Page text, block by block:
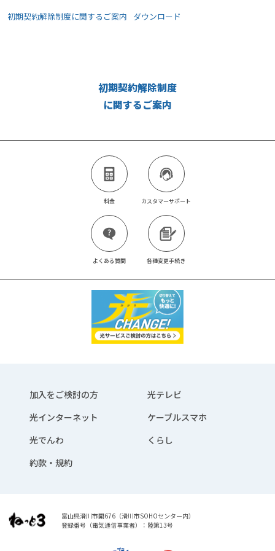
初期契約解除制度に関するご案内 ダウンロード
初期契約解除制度
に関するご案内
料金 カスタマーサポート
よくある質問 各種変更手続き
加入をご検討の方
光テレビ
光インターネット
ケーブルスマホ
光でんわ
くらし
約款・規約
富山県滑川市開676（滑川市SOHOセンター内）
登録番号（電気通信事業者）：陸第13号